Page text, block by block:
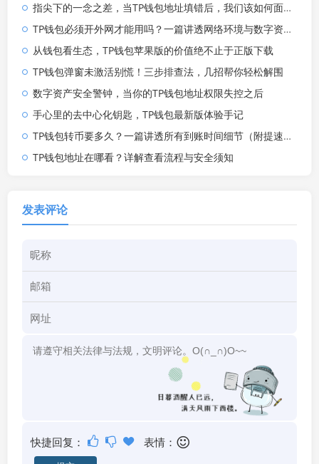
指尖下的一念之差，当TP钱包地址填错后，我们该如何面对数字资产的回流难题
TP钱包必须开外网才能用吗？一篇讲透网络环境与数字资产安全
从钱包看生态，TP钱包苹果版的价值绝不止于正版下载
TP钱包弹窗未激活别慌！三步排查法，几招帮你轻松解围
数字资产安全警钟，当你的TP钱包地址权限失控之后
手心里的去中心化钥匙，TP钱包最新版体验手记
TP钱包转币要多久？一篇讲透所有到账时间细节（附提速攻略）
TP钱包地址在哪看？详解查看流程与安全须知
发表评论
快捷回复： 表情：